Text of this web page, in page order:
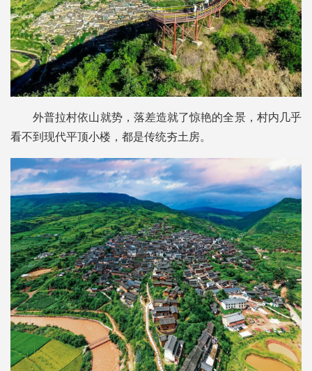
外普拉村依山就势，落差造就了惊艳的全景，村内几乎
看不到现代平顶小楼，都是传统夯土房。